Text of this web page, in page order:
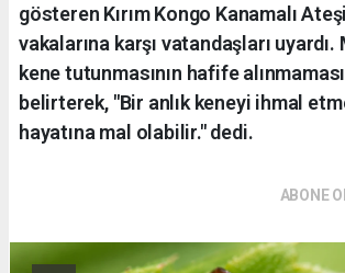
gösteren Kırım Kongo Kanamalı
vakalarına karşı vatandaşları
kene tutunmasının hafife
belirterek, "Bir anlık keneyi ihmal
hayatına mal olabilir." dedi.
ABONE